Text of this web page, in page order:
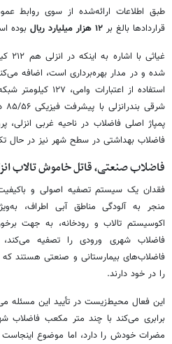
طبق اطلاعات ارائه‌شده از سوی روابط
قراردادها بالغ بر ۱۲ هزار میلیارد ریال بوده
شده و در مدار بهره‌برداری است، اضافه
استفاده از
پمپاژ اصلی فاضلاب در ناحیه غربی انزلی،
فاضلاب بهداشتی در سطح شهر نیز در حال
فاضلاب صنعتی، قاتل خاموش تالاب
فقدان یک سیستم تصفیه اصولی و
منجر به آلودگی مناطق آبی اطراف،
اکوسیستم تالاب و رودخانه، به جهت
فاضلاب شهری ورودی را تصفیه
فاضلاب‌های بیمارستانی و صنعتی هستند
را در خود دارند.
این فعال محیط‌زیست در تأیید این مسئله
برابری می‌کند با چند متر مکعب
مضرات خودش را دارد، اما موضوع